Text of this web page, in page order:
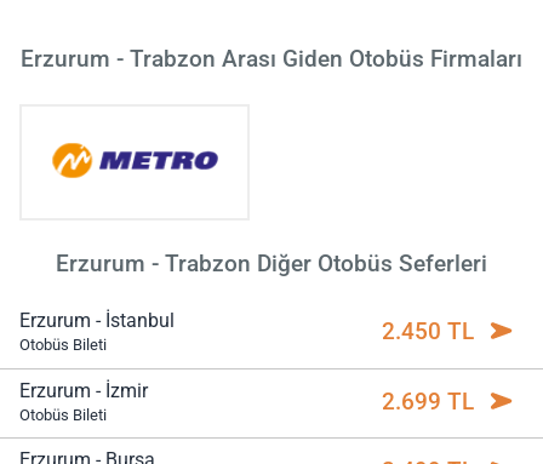
Erzurum - Trabzon Arası Giden Otobüs Firmaları
Erzurum - Trabzon Diğer Otobüs Seferleri
Erzurum - İstanbul
Otobüs Bileti 2.450 TL
Erzurum - İzmir
Otobüs Bileti 2.699 TL